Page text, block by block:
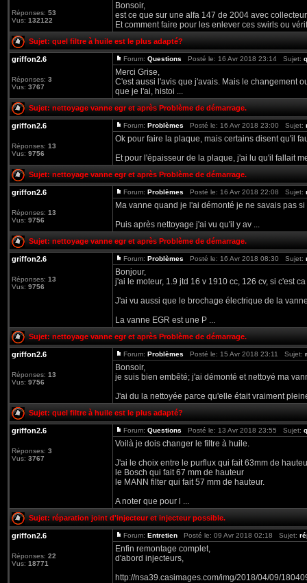
Réponses: 53
Vus: 132122
Bonsoir,
est ce que sur une alfa 147 de 2004 avec
Et comment faire pour les enlever ces swirls ou
Sujet: quel filtre à huile est le plus adapté?
griffon2.6
Réponses: 3
Vus: 3767
Forum: Questions Posté le: 16 Avr 2018 23:14 Sujet:
Merci Grise,
C'est aussi l'avis que j'avais. Mais le changement
que je l'ai, histoi ...
Sujet: nettoyage vanne egr et après Problème de démarrage.
griffon2.6
Réponses: 13
Vus: 9756
Forum: Problèmes Posté le: 16 Avr 2018 23:00 Sujet:
Ok pour faire la plaque, mais certains disent qu'il
Et pour l'épaisseur de la plaque, j'ai lu qu'il fallait
Sujet: nettoyage vanne egr et après Problème de démarrage.
griffon2.6
Réponses: 13
Vus: 9756
Forum: Problèmes Posté le: 16 Avr 2018 22:08 Sujet:
Ma vanne quand je l'ai démonté je ne savais pas
Puis après nettoyage j'ai vu qu'il y av ...
Sujet: nettoyage vanne egr et après Problème de démarrage.
griffon2.6
Réponses: 13
Vus: 9756
Forum: Problèmes Posté le: 16 Avr 2018 08:30 Sujet:
Bonjour,
j'ai le moteur, 1.9 jtd 16 v 1910 cc, 126 cv, si c'est
J'ai vu aussi que le brochage électrique de la
La vanne EGR est une P ...
Sujet: nettoyage vanne egr et après Problème de démarrage.
griffon2.6
Réponses: 13
Vus: 9756
Forum: Problèmes Posté le: 15 Avr 2018 23:11 Sujet:
Bonsoir,
je suis bien embêté; j'ai démonté et nettoyé ma
J'ai du la nettoyée parce qu'elle était vraiment
Sujet: quel filtre à huile est le plus adapté?
griffon2.6
Réponses: 3
Vus: 3767
Forum: Questions Posté le: 13 Avr 2018 23:55 Sujet:
Voilà je dois changer le filtre à huile.
J'ai le choix entre le purflux qui fait 63mm de
le Bosch qui fait 67 mm de hauteur
le MANN filter qui fait 57 mm de hauteur.
A noter que pour l ...
Sujet: réparation joint d'injecteur et injecteur possible.
griffon2.6
Réponses: 22
Vus: 18771
Forum: Entretien Posté le: 09 Avr 2018 02:18 Sujet:
Enfin remontage complet,
d'abord injecteurs,
http://nsa39.casimages.com/img/2018/04/09/